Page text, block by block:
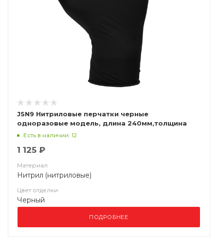
JSN9 Нитриловые перчатки черные
одноразовые модель, длина 240мм,толщина
0,15мм
Есть в наличии: 12
1 125 ₽
Материал
Нитрил (нитриловые)
Цвет отделки
Черный
ПОДРОБНЕЕ